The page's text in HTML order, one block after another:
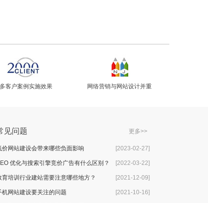
客户案例实施效果 网络营销与网站设计并重
更多>>
见问题
[2023-02-27]
价网站建设会带来哪些负面影响
[2022-03-22]
优化与搜索引擎竞价广告有什么区别？
[2021-12-09]
育培训行业建站需要注意哪些地方？
[2021-10-16]
机网站建设要关注的问题